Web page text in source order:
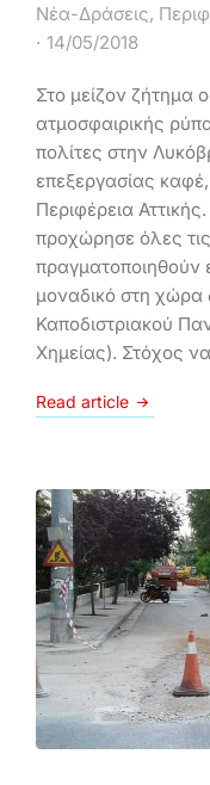
Νέα-Δράσεις,
14/05/2018
Στο μείζον ζήτημα
ατμοσφαιρικής
πολίτες στην
επεξεργασίας
Περιφέρεια
προχώρησε όλες
πραγματοποιηθούν
μοναδικό στη χώρα
Καποδιστριακού
Χημείας). Στόχος
Read article